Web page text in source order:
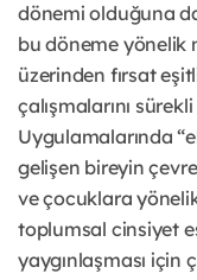
dönemi olduğuna
bu döneme yönelik
üzerinden fırsat
çalışmalarını
Uygulamalarında
gelişen bireyin
ve çocuklara yönelik
toplumsal cinsiyet
yaygınlaşması için